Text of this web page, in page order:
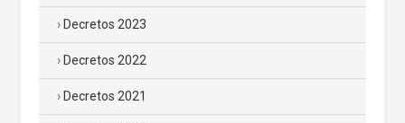
Decretos 2023
Decretos 2022
Decretos 2021